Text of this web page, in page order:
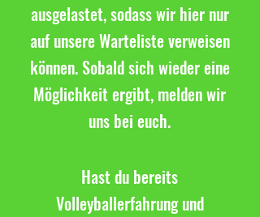
ausgelastet, sodass wir hier nur
auf unsere Warteliste verweisen
können. Sobald sich wieder eine
Möglichkeit ergibt, melden wir
uns bei euch.
Hast du bereits
Volleyballerfahrung und